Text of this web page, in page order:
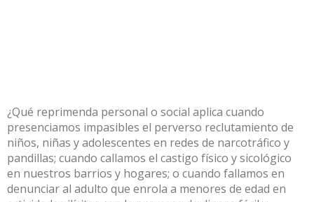
¿Qué reprimenda personal o social aplica cuando
presenciamos impasibles el perverso reclutamiento de
niños, niñas y adolescentes en redes de narcotráfico y
pandillas; cuando callamos el castigo físico y sicológico
en nuestros barrios y hogares; o cuando fallamos en
denunciar al adulto que enrola a menores de edad en